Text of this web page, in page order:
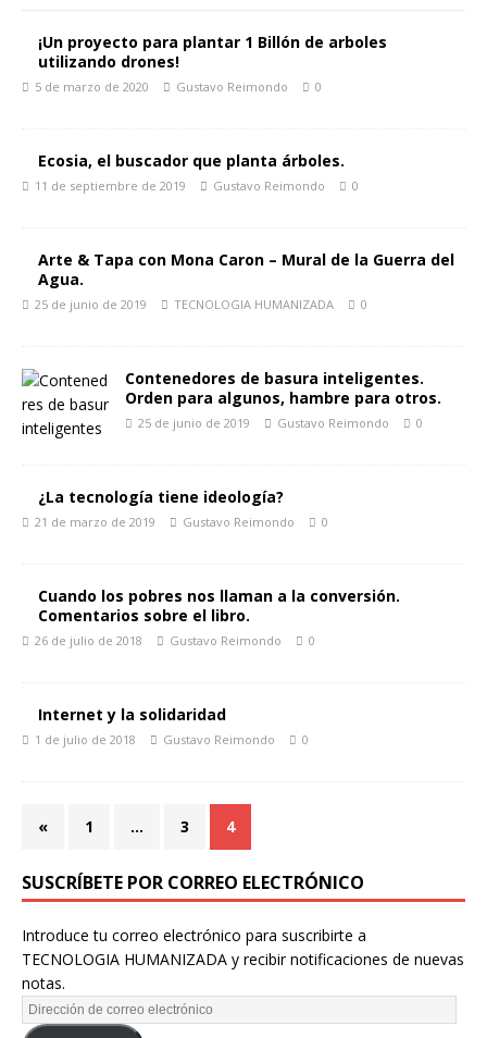
¡Un proyecto para plantar 1 Billón de arboles
utilizando drones!
5 de marzo de 2020 Gustavo Reimondo 0
Ecosia, el buscador que planta árboles.
11 de septiembre de 2019 Gustavo Reimondo 0
Arte & Tapa con Mona Caron – Mural de la Guerra del
Agua.
25 de junio de 2019 TECNOLOGIA HUMANIZADA 0
Contenedores de basura inteligentes.
Orden para algunos, hambre para otros.
25 de junio de 2019 Gustavo Reimondo 0
¿La tecnología tiene ideología?
21 de marzo de 2019 Gustavo Reimondo 0
Cuando los pobres nos llaman a la conversión.
Comentarios sobre el libro.
26 de julio de 2018 Gustavo Reimondo 0
Internet y la solidaridad
1 de julio de 2018 Gustavo Reimondo 0
« 1 … 3 4
SUSCRÍBETE POR CORREO ELECTRÓNICO
Introduce tu correo electrónico para suscribirte a
TECNOLOGIA HUMANIZADA y recibir notificaciones de nuevas
notas.